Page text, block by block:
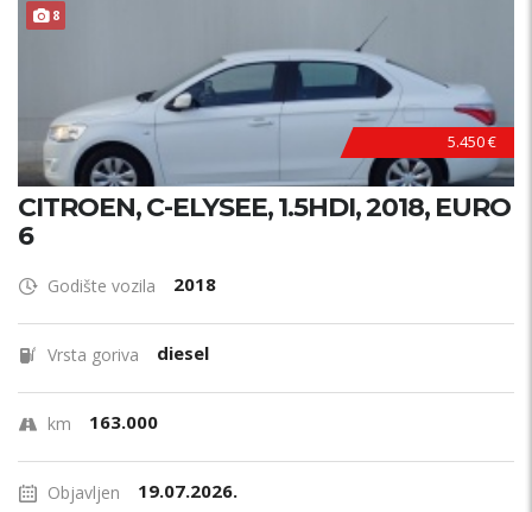
8
5.450 €
CITROEN, C-ELYSEE, 1.5HDI, 2018, EURO
6
Godište vozila 2018
Vrsta goriva diesel
km 163.000
Objavljen 19.07.2026.